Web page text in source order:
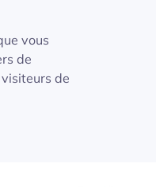
vous
de
de